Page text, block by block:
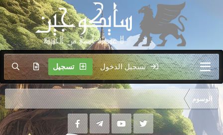
تسجيل الدخول تسجيل
الوسوم